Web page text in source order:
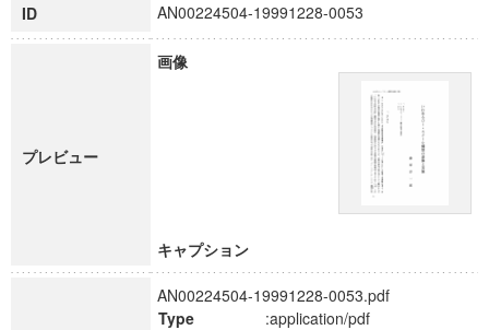
ID AN00224504-19991228-0053
プレビュー
画像
キャプション
AN00224504-19991228-0053.pdf
Type
:application/pdf